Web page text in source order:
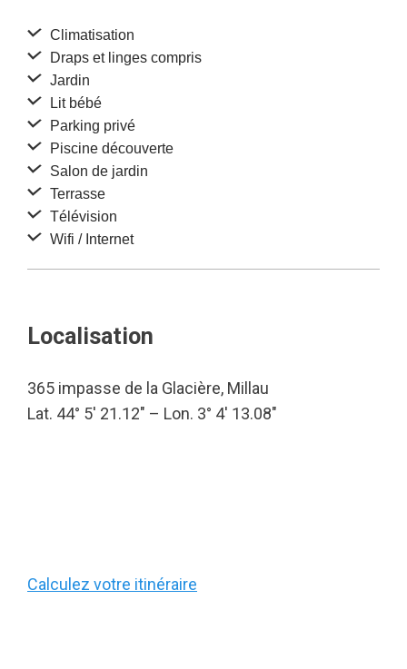
Climatisation
Draps et linges compris
Jardin
Lit bébé
Parking privé
Piscine découverte
Salon de jardin
Terrasse
Télévision
Wifi / Internet
Localisation
365 impasse de la Glacière, Millau
Lat. 44° 5′ 21.12″ – Lon. 3° 4′ 13.08″
Calculez votre itinéraire